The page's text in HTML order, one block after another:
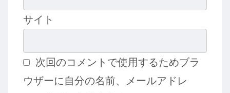
サイト
次回のコメントで使用するためブラ
ウザーに自分の名前、メールアドレ